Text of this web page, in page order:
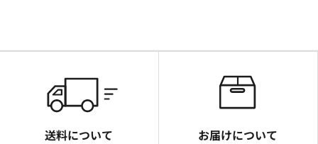
送料について お届けについて